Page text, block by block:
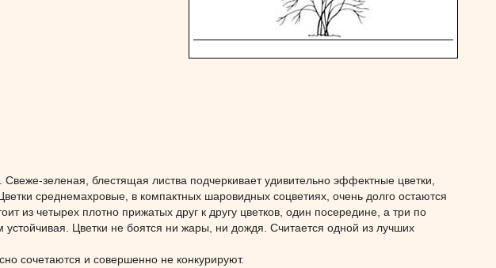
зеленая, блестящая листва подчеркивает удивительно эффектные цветки,
среднемахровые, в компактных шаровидных соцветиях, очень долго остаются
из четырех плотно прижатых друг к другу цветков, один посередине, а три по
Цветки не боятся ни жары, ни дождя. Считается одной из лучших
сочетаются и совершенно не конкурируют.